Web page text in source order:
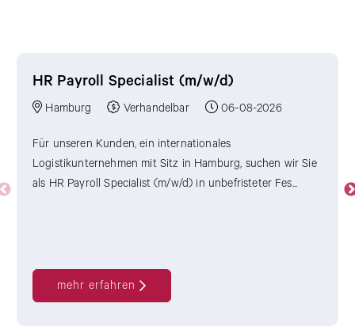
HR Payroll Specialist (m/w/d)
Hamburg Verhandelbar 06-08-2026
Für unseren Kunden, ein internationales
Logistikunternehmen mit Sitz in Hamburg, suchen wir Sie
als HR Payroll Specialist (m/w/d) in unbefristeter Fes...
mehr erfahren